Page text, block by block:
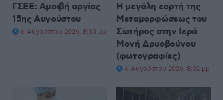
ΓΣΕΕ: Αμοιβή αργίας
15ης Αυγούστου
6 Αυγούστου 2026, 8:30 μμ
Η μεγάλη εορτή της
Μεταμορφώσεως του
Σωτήρος στην Ιερά
Μονή Δρυοβούνου
(φωτογραφίες)
6 Αυγούστου 2026, 8:02 μμ